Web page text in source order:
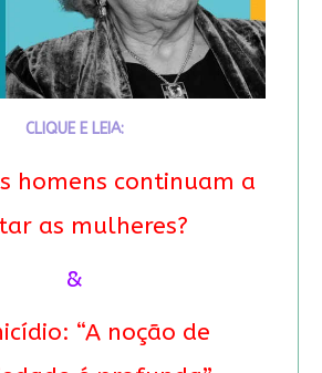
CLIQUE E LEIA:
homens continuam a
as mulheres?
&
“A noção de